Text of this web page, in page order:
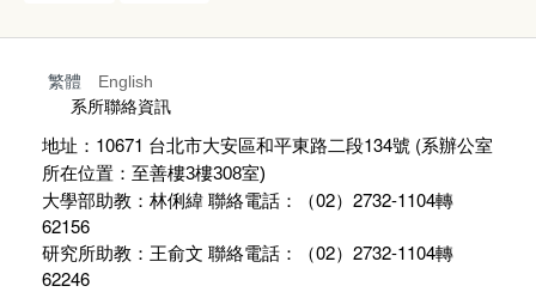
繁體
English
系所聯絡資訊
地址：10671 台北市大安區和平東路二段134號 (系辦公室
所在位置：至善樓3樓308室)
大學部助教：林俐緯 聯絡電話：（02）2732-1104轉
62156
研究所助教：王俞文 聯絡電話：（02）2732-1104轉
62246